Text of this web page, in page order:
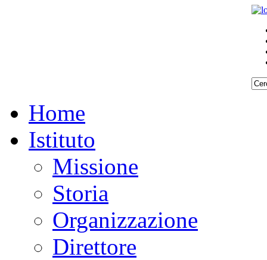
Home
Istituto
Missione
Storia
Organizzazione
Direttore